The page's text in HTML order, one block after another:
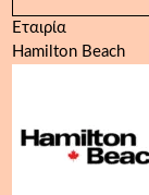
Εταιρία
Hamilton Beach